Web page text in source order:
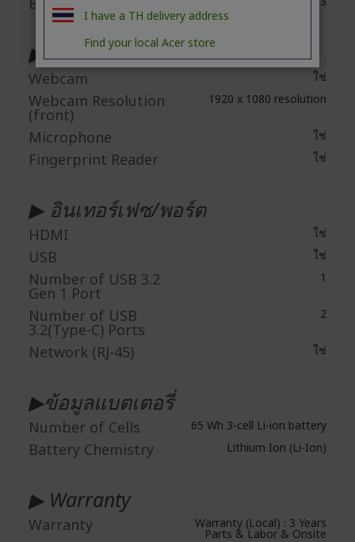
▶อุปกรณ์ภายใน
Webcam ใช่
Webcam Resolution
(front)
1920 x 1080 resolution
Microphone ใช่
Fingerprint Reader ใช่
▶ อินเทอร์เฟซ/พอร์ต
HDMI ใช่
USB ใช่
Number of USB 3.2
Gen 1 Port
1
Number of USB
3.2(Type-C) Ports
2
Network (RJ-45) ใช่
▶ข้อมูลแบตเตอรี่
Number of Cells 65 Wh 3-cell Li-ion battery
Battery Chemistry Lithium Ion (Li-Ion)
▶ Warranty
Warranty Warranty (Local) : 3 Years
Parts & Labor & Onsite
I have a TH delivery address
Find your local Acer store